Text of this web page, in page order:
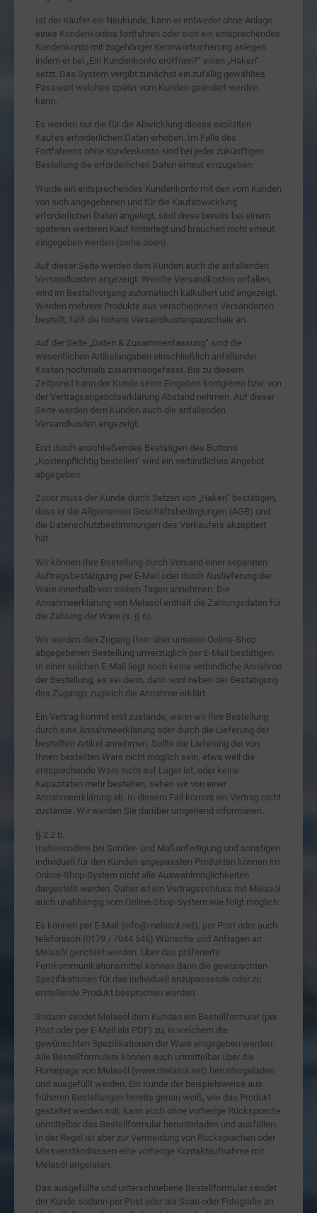
Ist der Käufer ein Neukunde, kann er entweder ohne Anlage
eines Kundenkontos fortfahren oder sich ein entsprechendes
Kundenkonto mit zugehöriger Kennwortsicherung anlegen
indem er bei „Ein Kundenkonto eröffnen?“ einen „Haken“
setzt. Das System vergibt zunächst ein zufällig gewähltes
Passwort welches später vom Kunden geändert werden
kann.
Es werden nur die für die Abwicklung dieses expliziten
Kaufes erforderlichen Daten erhoben. Im Falle des
Fortfahrens ohne Kundenkonto sind bei jeder zukünftigen
Bestellung die erforderlichen Daten erneut einzugeben.
Wurde ein entsprechendes Kundenkonto mit den vom Kunden
von sich angegebenen und für die Kaufabwicklung
erforderlichen Daten angelegt, sind diese bereits bei einem
späteren weiteren Kauf hinterlegt und brauchen nicht erneut
eingegeben werden (siehe oben).
Auf dieser Seite werden dem Kunden auch die anfallenden
Versandkosten angezeigt. Welche Versandkosten anfallen,
wird im Bestallvorgang automatisch kalkuliert und angezeigt.
Werden mehrere Produkte aus verschiedenen Versandarten
bestellt, fällt die höhere Versandkostenpauschale an.
Auf der Seite „Daten & Zusammenfassung“ sind die
wesentlichen Artikelangaben einschließlich anfallender
Kosten nochmals zusammengefasst. Bis zu diesem
Zeitpunkt kann der Kunde seine Eingaben korrigieren bzw. von
der Vertragsangebotserklärung Abstand nehmen. Auf dieser
Seite werden dem Kunden auch die anfallenden
Versandkosten angezeigt.
Erst durch anschließendes Bestätigen des Buttons
„Kostenpflichtig bestellen“ wird ein verbindliches Angebot
abgegeben.
Zuvor muss der Kunde durch Setzen von „Haken“ bestätigen,
dass er die Allgemeinen Geschäftsbedingungen (AGB) und
die Datenschutzbestimmungen des Verkäufers akzeptiert
hat.
Wir können Ihre Bestellung durch Versand einer separaten
Auftragsbestätigung per E-Mail oder durch Auslieferung der
Ware innerhalb von sieben Tagen annehmen. Die
Annahmeerklärung von Melasól enthält die Zahlungsdaten für
die Zahlung der Ware (s. § 6).
Wir werden den Zugang Ihrer über unseren Online-Shop
abgegebenen Bestellung unverzüglich per E-Mail bestätigen.
In einer solchen E-Mail liegt noch keine verbindliche Annahme
der Bestellung, es sei denn, darin wird neben der Bestätigung
des Zugangs zugleich die Annahme erklärt.
Ein Vertrag kommt erst zustande, wenn wir Ihre Bestellung
durch eine Annahmeerklärung oder durch die Lieferung der
bestellten Artikel annehmen. Sollte die Lieferung der von
Ihnen bestellten Ware nicht möglich sein, etwa weil die
entsprechende Ware nicht auf Lager ist, oder keine
Kapazitäten mehr bestehen, sehen wir von einer
Annahmeerklärung ab. In diesem Fall kommt ein Vertrag nicht
zustande. Wir werden Sie darüber umgehend informieren.
§ 2.2 b.
Insbesondere bei Sonder- und Maßanfertigung und sonstigen
individuell für den Kunden angepassten Produkten können im
Online-Shop-System nicht alle Auswahlmöglichkeiten
dargestellt werden. Daher ist ein Vertragsschluss mit Melasól
auch unabhängig vom Online-Shop-System wie folgt möglich:
Es können per E-Mail (info@melasol.net), per Post oder auch
telefonisch (0179 / 7044 546) Wünsche und Anfragen an
Melasól gerichtet werden. Über das präferierte
Fernkommunikationsmittel können dann die gewünschten
Spezifikationen für das individuell anzupassende oder zu
erstellende Produkt besprochen werden.
Sodann sendet Melasól dem Kunden ein Bestellformular (per
Post oder per E-Mail als PDF) zu, in welchem die
gewünschten Spezifikationen der Ware eingegeben werden.
Alle Bestellformulare können auch unmittelbar über die
Homepage von Melasól (www.melasol.net) heruntergeladen
und ausgefüllt werden. Ein Kunde der beispielsweise aus
früheren Bestellungen bereits genau weiß, wie das Produkt
gestaltet werden soll, kann auch ohne vorherige Rücksprache
unmittelbar das Bestellformular herunterladen und ausfüllen.
In der Regel ist aber zur Vermeidung von Rücksprachen oder
Missverständnissen eine vorherige Kontaktaufnahme mit
Melasól angeraten.
Das ausgefüllte und unterschriebene Bestellformular sendet
der Kunde sodann per Post oder als Scan oder Fotografie an